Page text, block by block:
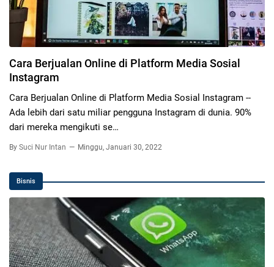
Cara Berjualan Online di Platform Media Sosial
Instagram
Cara Berjualan Online di Platform Media Sosial Instagram --
Ada lebih dari satu miliar pengguna Instagram di dunia. 90%
dari mereka mengikuti se…
By Suci Nur Intan Minggu, Januari 30, 2022
Bisnis